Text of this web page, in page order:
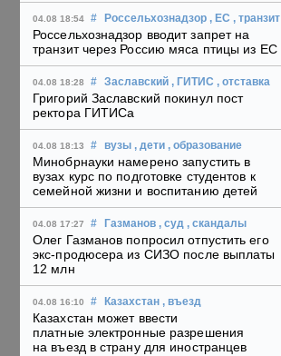
04.08 18:54 # Россельхознадзор , ЕС , транзит
Россельхознадзор вводит запрет на
транзит через Россию мяса птицы из ЕС
04.08 18:28 # Заславский , ГИТИС , отставка
Григорий Заславский покинул пост
ректора ГИТИСа
04.08 18:13 # вузы , дети , образование
Минобрнауки намерено запустить в
вузах курс по подготовке студентов к
семейной жизни и воспитанию детей
04.08 17:27 # Газманов , суд , скандалы
Олег Газманов попросил отпустить его
экс-продюсера из СИЗО после выплаты
12 млн
04.08 16:10 # Казахстан , въезд
Казахстан может ввести
платные электронные разрешения
на въезд в страну для иностранцев